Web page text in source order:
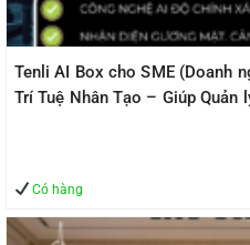
Tenli AI Box cho SME (Doanh
Trí Tuệ Nhân Tạo – Giúp Quản
Có hàng